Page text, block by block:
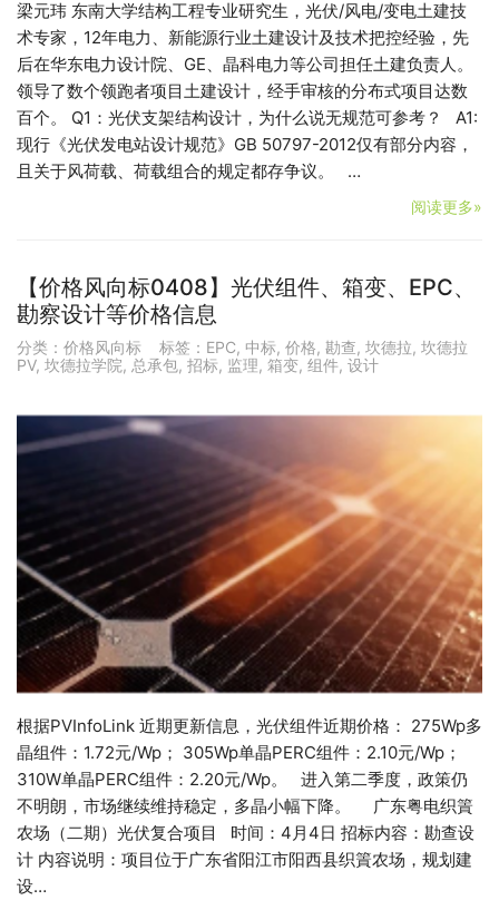
梁元玮 东南大学结构工程专业研究生，光伏/风电/变电土建技
术专家，12年电力、新能源行业土建设计及技术把控经验，先
后在华东电力设计院、GE、晶科电力等公司担任土建负责人。
领导了数个领跑者项目土建设计，经手审核的分布式项目达数
百个。 Q1：光伏支架结构设计，为什么说无规范可参考？ A1:
现行《光伏发电站设计规范》GB 50797-2012仅有部分内容，
且关于风荷载、荷载组合的规定都存争议。 …
阅读更多»
【价格风向标0408】光伏组件、箱变、EPC、
勘察设计等价格信息
分类： 价格风向标 标签： EPC, 中标, 价格, 勘查, 坎德拉, 坎德拉
PV, 坎德拉学院, 总承包, 招标, 监理, 箱变, 组件, 设计
根据PVInfoLink 近期更新信息，光伏组件近期价格： 275Wp多
晶组件：1.72元/Wp； 305Wp单晶PERC组件：2.10元/Wp；
310W单晶PERC组件：2.20元/Wp。 进入第二季度，政策仍
不明朗，市场继续维持稳定，多晶小幅下降。 广东粤电织篢
农场（二期）光伏复合项目 时间：4月4日 招标内容：勘查设
计 内容说明：项目位于广东省阳江市阳西县织篢农场，规划建
设…